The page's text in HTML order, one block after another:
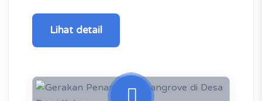
Lihat detail